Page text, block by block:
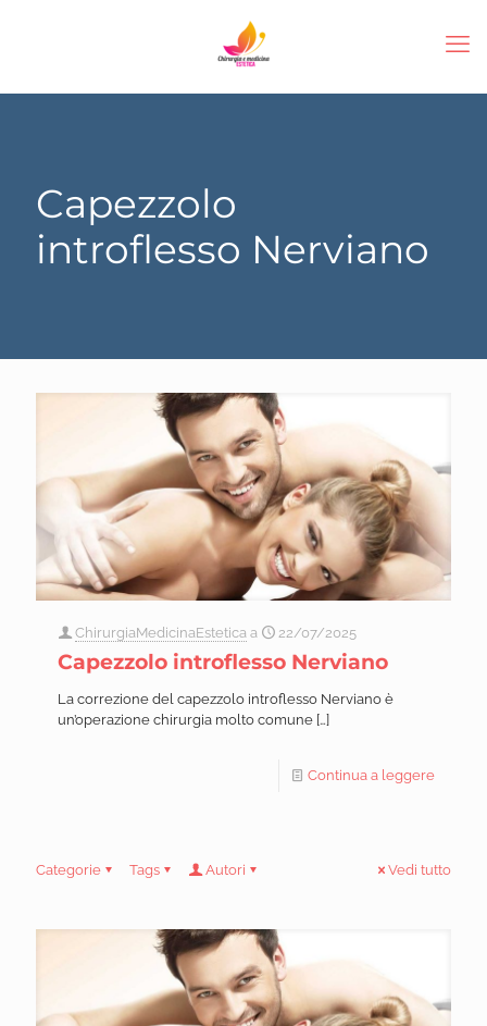
Capezzolo
introflesso Nerviano
ChirurgiaMedicinaEstetica a 22/07/2025
Capezzolo introflesso Nerviano
La correzione del capezzolo introflesso Nerviano è
un’operazione chirurgia molto comune […]
Continua a leggere
Categorie Tags Autori Vedi tutto